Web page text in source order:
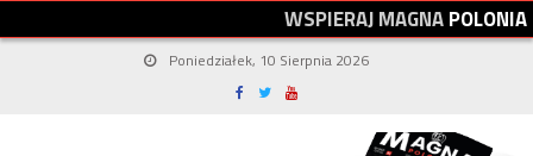
WSPIERAJMAGNAPOLONIA
Poniedziałek, 10 Sierpnia 2026